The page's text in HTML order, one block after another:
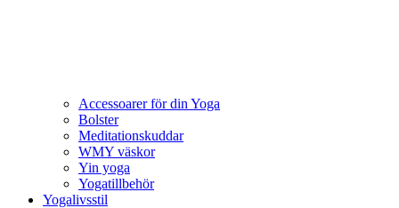
Accessoarer för din Yoga
Bolster
Meditationskuddar
WMY väskor
Yin yoga
Yogatillbehör
Yogalivsstil